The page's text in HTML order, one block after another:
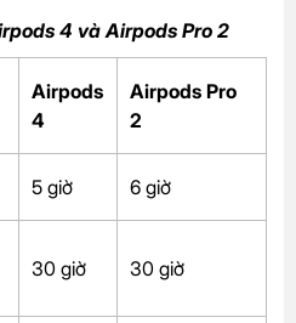
4 và Airpods Pro 2
Airpods
4
Airpods Pro
2
5 giờ 6 giờ
30 giờ 30 giờ